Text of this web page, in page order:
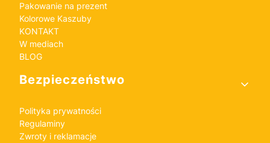
Pakowanie na prezent
Kolorowe Kaszuby
KONTAKT
W mediach
BLOG
Bezpieczeństwo
Polityka prywatności
Regulaminy
Zwroty i reklamacje